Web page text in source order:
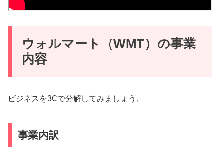
ウォルマート（WMT）の事業
内容
ビジネスを3Cで分解してみましょう。
事業内訳